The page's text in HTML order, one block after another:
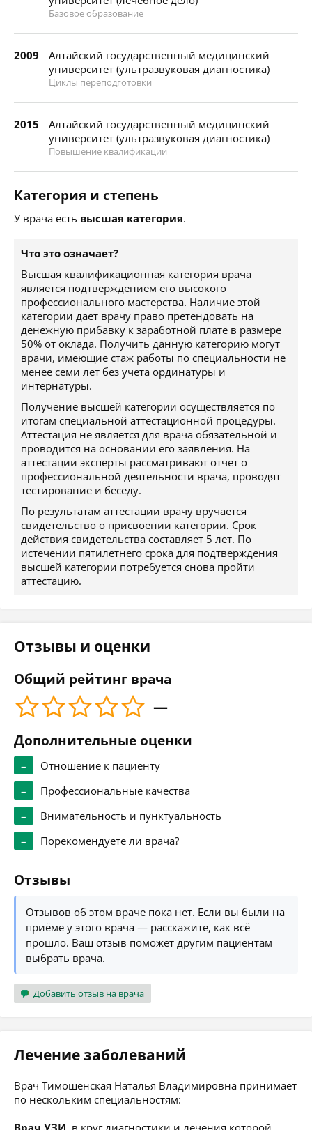
Базовое образование
2009
Алтайский государственный медицинский
университет (ультразвуковая диагностика)
Циклы переподготовки
2015
Алтайский государственный медицинский
университет (ультразвуковая диагностика)
Повышение квалификации
Категория и степень
У врача есть высшая категория.
Что это означает?
Высшая квалификационная категория врача
является подтверждением его высокого
профессионального мастерства. Наличие этой
категории дает врачу право претендовать на
денежную прибавку к заработной плате в размере
50% от оклада. Получить данную категорию могут
врачи, имеющие стаж работы по специальности не
менее семи лет без учета ординатуры и
интернатуры.
Получение высшей категории осуществляется по
итогам специальной аттестационной процедуры.
Аттестация не является для врача обязательной и
проводится на основании его заявления. На
аттестации эксперты рассматривают отчет о
профессиональной деятельности врача, проводят
тестирование и беседу.
По результатам аттестации врачу вручается
свидетельство о присвоении категории. Срок
действия свидетельства составляет 5 лет. По
истечении пятилетнего срока для подтверждения
высшей категории потребуется снова пройти
аттестацию.
Отзывы и оценки
Общий рейтинг врача
—
Дополнительные оценки
–
Отношение к пациенту
–
Профессиональные качества
–
Внимательность и пунктуальность
–
Порекомендуете ли врача?
Отзывы
Отзывов об этом враче пока нет. Если вы были на
приёме у этого врача — расскажите, как всё
прошло. Ваш отзыв поможет другим пациентам
выбрать врача.
Добавить отзыв на врача
Лечение заболеваний
Врач Тимошенская Наталья Владимировна принимает
по нескольким специальностям:
Врач УЗИ, в круг диагностики и лечения которой